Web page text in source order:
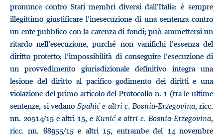
pronunce contro Stati membri diversi dall’Italia: è sempre
illegittimo giustificare l’inesecuzione di una sentenza contro
un ente pubblico con la carenza di fondi; può ammettersi un
ritardo nell’esecuzione, purché non vanifichi l’essenza del
diritto protetto; l’impossibilità di conseguire l’esecuzione di
un provvedimento giurisdizionale definitivo integra una
lesione del diritto al pacifico godimento dei diritti e una
violazione del primo articolo del Protocollo n. 1 (tra le ultime
sentenze, si vedano Spahić e altri c. Bosnia-Erzegovina, ricc.
nn. 20514/15 e altri 15, e Kunić e altri c. Bosnia-Erzegovina,
ricc. nn. 68955/15 e altri 15, entrambe del 14 novembre